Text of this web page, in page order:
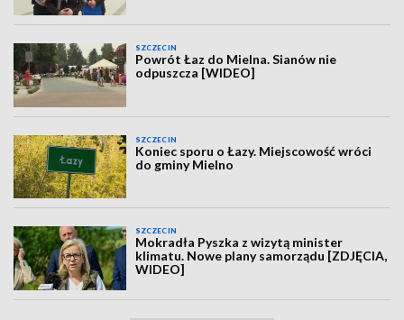
SZCZECIN
Powrót Łaz do Mielna. Sianów nie
odpuszcza [WIDEO]
SZCZECIN
Koniec sporu o Łazy. Miejscowość wróci
do gminy Mielno
SZCZECIN
Mokradła Pyszka z wizytą minister
klimatu. Nowe plany samorządu [ZDJĘCIA,
WIDEO]